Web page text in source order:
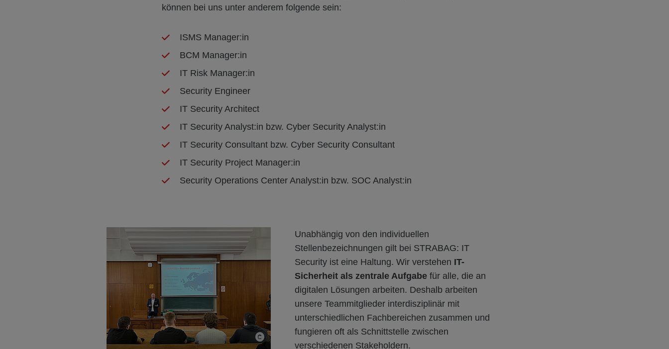
können bei uns unter anderem folgende sein:
ISMS Manager:in
BCM Manager:in
IT Risk Manager:in
Security Engineer
IT Security Architect
IT Security Analyst:in bzw. Cyber Security Analyst:in
IT Security Consultant bzw. Cyber Security Consultant
IT Security Project Manager:in
Security Operations Center Analyst:in bzw. SOC Analyst:in
Unabhängig von den individuellen
Stellenbezeichnungen gilt bei STRABAG: IT
Security ist eine Haltung. Wir verstehen IT-
Sicherheit als zentrale Aufgabe für alle, die an
digitalen Lösungen arbeiten. Deshalb arbeiten
unsere Teammitglieder interdisziplinär mit
unterschiedlichen Fachbereichen zusammen und
fungieren oft als Schnittstelle zwischen
verschiedenen Stakeholdern.